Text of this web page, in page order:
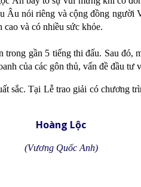
nói riêng và cộng đồng
và có nhiều sức khỏe.
gần 5 tiếng thi đấu. Sau
của các gôn thủ, vấn đề đầu
sắc. Tại Lễ trao giải có chương
Hoàng Lộc
(Vương Quốc Anh)